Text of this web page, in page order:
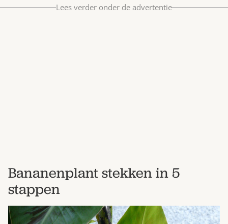
Lees verder onder de advertentie
Bananenplant stekken in 5
stappen